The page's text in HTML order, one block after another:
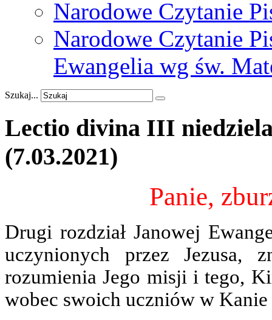
Narodowe Czytanie
Narodowe Czytanie
Ewangelia wg św.
Szukaj...
Lectio divina III
(7.03.2021)
Panie,
Drugi rozdział Janowej
uczynionych przez Jezusa,
rozumienia Jego misji i tego,
wobec swoich uczniów w